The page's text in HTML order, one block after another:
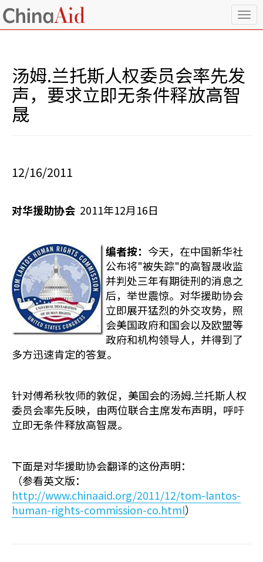
T
o
e
n
汤姆.兰托斯人权委员会率先发
声，要求立即无条件释放高智
晟
12/16/2011
对华援助协会 2011年12月16日
编者按： 今天，在中国新华社
公布将"被失踪"的高智晟收监
并判处三年有期徒刑的消息之
后，举世震惊。对华援助协会
立即展开猛烈的外交攻势，照
会美国政府和国会以及欧盟等
政府和机构领导人，并得到了
多方迅速肯定的答复。
针对傅希秋牧师的敦促，美国会的汤姆.兰托斯人权
委员会率先反映，由两位联合主席发布声明，呼吁
立即无条件释放高智晟。
下面是对华援助协会翻译的这份声明：
（参看英文版：
http://www.chinaaid.org/2011/12/tom-lantos-
human-rights-commission-co.html）